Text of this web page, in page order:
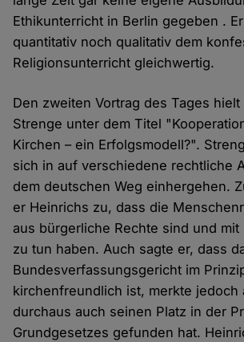
Ethikunterricht in Berlin gegeben .
quantitativ noch qualitativ dem
Religionsunterricht gleichwertig.
Den zweiten Vortrag des Tages
Strenge unter dem Titel
Kirchen – ein Erfolgsmodell?".
sich in auf verschiedene rechtliche
dem deutschen Weg einhergehen.
er Heinrichs zu, dass die
aus bürgerliche Rechte sind und mit
zu tun haben. Auch sagte er, dass
Bundesverfassungsgericht im
kirchenfreundlich ist, merkte jedoch
durchaus auch seinen Platz in der
Grundgesetzes gefunden hat.